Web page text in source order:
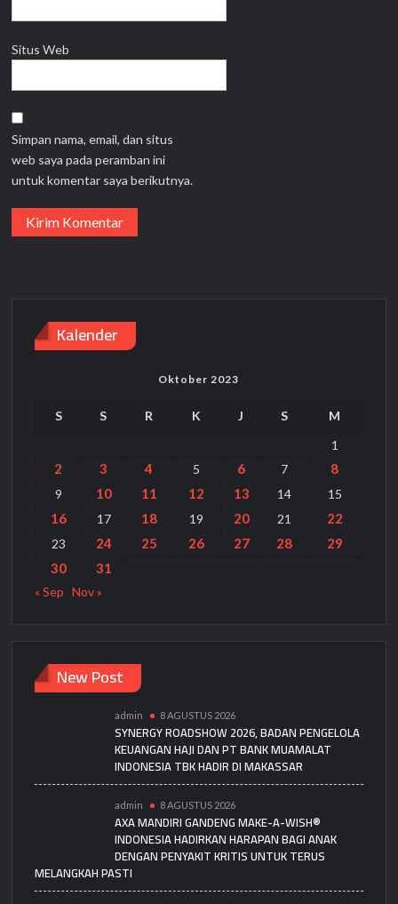
Situs Web
Simpan nama, email, dan situs
web saya pada peramban ini
untuk komentar saya berikutnya.
Kalender
Oktober 2023
S S R K J S
M
1
2 3 4 5 6 7 8
9 10 11 12 13 14 15
16 17 18 19 20 21 22
23 24 25 26 27 28
29
30
31
« Sep Nov »
New Post
admin 8 AGUSTUS 2026
SYNERGY ROADSHOW 2026, BADAN PENGELOLA
KEUANGAN HAJI DAN PT BANK MUAMALAT
INDONESIA TBK HADIR DI MAKASSAR
admin 8 AGUSTUS 2026
AXA MANDIRI GANDENG MAKE-A-WISH®
INDONESIA HADIRKAN HARAPAN BAGI ANAK
DENGAN PENYAKIT KRITIS UNTUK TERUS
MELANGKAH PASTI